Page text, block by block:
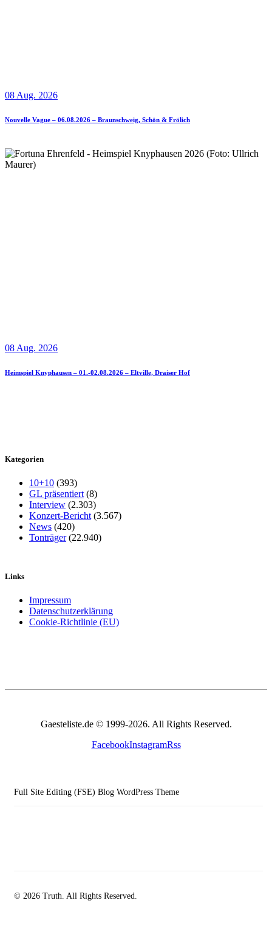
08 Aug. 2026
Nouvelle Vague – 06.08.2026 – Braunschweig, Schön & Frölich
08 Aug. 2026
Heimspiel Knyphausen – 01.-02.08.2026 – Eltville, Draiser Hof
Kategorien
10+10 (393)
GL präsentiert (8)
Interview (2.303)
Konzert-Bericht (3.567)
News (420)
Tonträger(22.940)
Links
Impressum
Datenschutzerklärung
Cookie-Richtlinie (EU)
Gaesteliste.de © 1999-2026. All Rights Reserved.
FacebookInstagramRss
Full Site Editing (FSE) Blog WordPress Theme
© 2026 Truth. All Rights Reserved.